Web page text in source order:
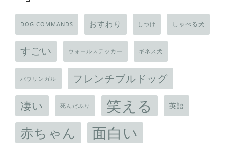
DOG COMMANDS おすわり しつけ しゃべる犬
すごい ウォールステッカー ギネス犬
バウリンガル フレンチブルドッグ
凄い 死んだふり 笑える 英語
赤ちゃん 面白い